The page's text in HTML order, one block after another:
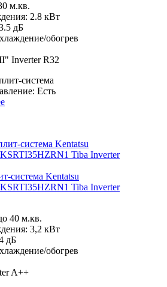
м.кв.
2.8 кВт
дБ
обогрев
Inverter R32
система
Есть
система Kentatsu
Tiba Inverter
40 м.кв.
3,2 кВт
дБ
обогрев
A++